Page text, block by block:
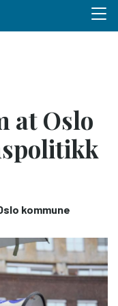
Menu
at Oslo
kommune